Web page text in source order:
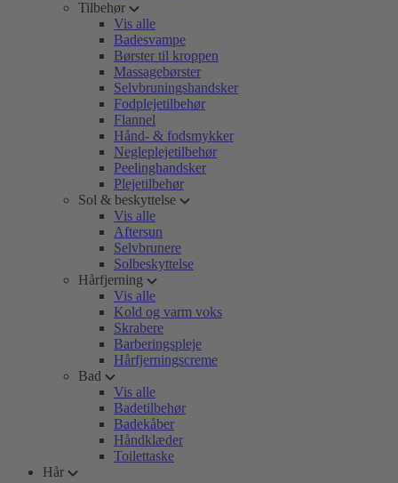
Tilbehør
Vis alle
Badesvampe
Børster til kroppen
Massagebørster
Selvbruningshandsker
Fodplejetilbehør
Flannel
Hånd- & fodsmykker
Negleplejetilbehør
Peelinghandsker
Plejetilbehør
Sol & beskyttelse
Vis alle
Aftersun
Selvbrunere
Solbeskyttelse
Hårfjerning
Vis alle
Kold og varm voks
Skrabere
Barberingspleje
Hårfjerningscreme
Bad
Vis alle
Badetilbehør
Badekåber
Håndklæder
Toilettaske
Hår